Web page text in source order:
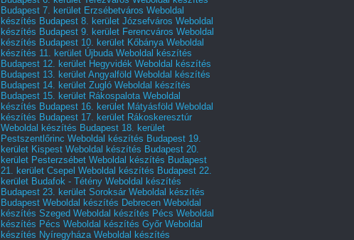
Budapest 7. kerület Erzsébetváros Weboldal
készítés Budapest 8. kerület Józsefváros Weboldal
készítés Budapest 9. kerület Ferencváros Weboldal
készítés Budapest 10. kerület Kőbánya Weboldal
készítés 11. kerület Újbuda Weboldal készítés
Budapest 12. kerület Hegyvidék Weboldal készítés
Budapest 13. kerület Angyalföld Weboldal készítés
Budapest 14. kerület Zugló Weboldal készítés
Budapest 15. kerület Rákospalota Weboldal
készítés Budapest 16. kerület Mátyásföld Weboldal
készítés Budapest 17. kerület Rákoskeresztúr
Weboldal készítés Budapest 18. kerület
Pestszentlőrinc Weboldal készítés Budapest 19.
kerület Kispest Weboldal készítés Budapest 20.
kerület Pesterzsébet Weboldal készítés Budapest
21. kerület Csepel Weboldal készítés Budapest 22.
kerület Budafok - Tétény Weboldal készítés
Budapest 23. kerület Soroksár Weboldal készítés
Budapest Weboldal készítés Debrecen Weboldal
készítés Szeged Weboldal készítés Pécs Weboldal
készítés Pécs Weboldal készítés Győr Weboldal
készítés Nyíregyháza Weboldal készítés